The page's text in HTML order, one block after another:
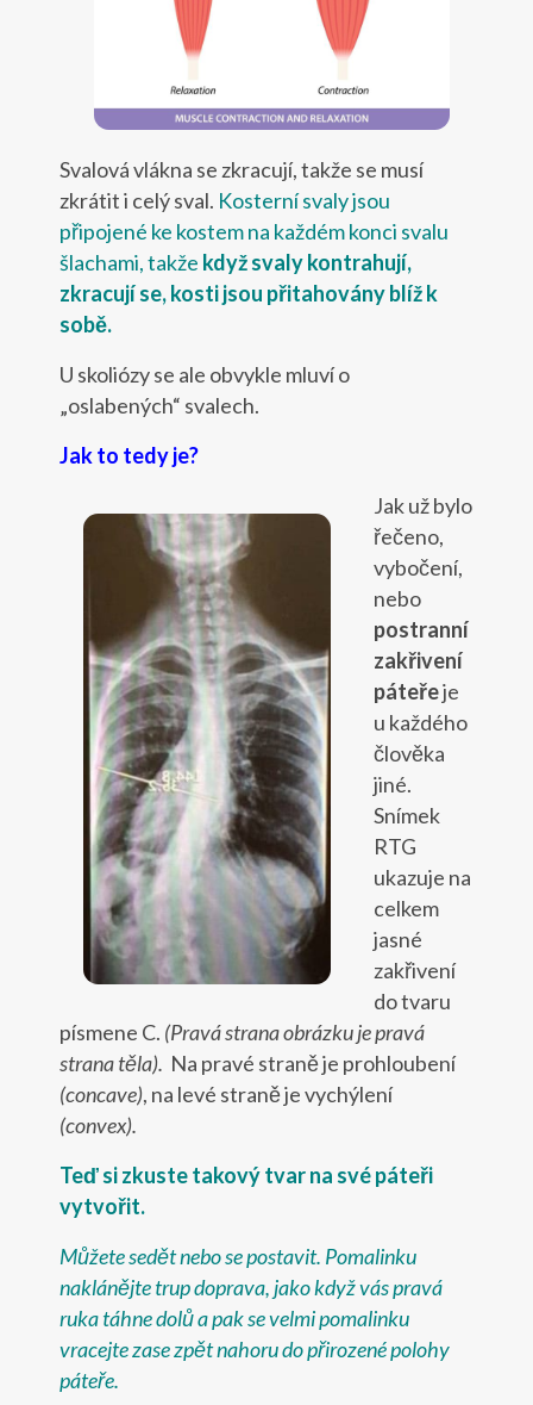
Svalová vlákna se zkracují, takže se musí
zkrátit i celý sval. Kosterní svaly jsou
připojené ke kostem na každém konci svalu
šlachami, takže když svaly kontrahují,
zkracují se, kosti jsou přitahovány blíž k
sobě.
U skoliózy se ale obvykle mluví o
„oslabených“ svalech.
Jak to tedy je?
Jak už bylo
řečeno,
vybočení,
nebo
postranní
zakřivení
páteřeje
u každého
člověka
jiné.
Snímek
RTG
ukazuje na
celkem
jasné
zakřivení
do tvaru
písmene C. (Pravá strana obrázku je pravá
strana těla). Na pravé straně je prohloubení
(concave), na levé straně je vychýlení
(convex).
Teď si zkuste takový tvar na své páteři
vytvořit.
Můžete sedět nebo se postavit. Pomalinku
naklánějte trup doprava, jako když vás pravá
ruka táhne dolů a pak se velmi pomalinku
vracejte zase zpět nahoru do přirozené polohy
páteře.